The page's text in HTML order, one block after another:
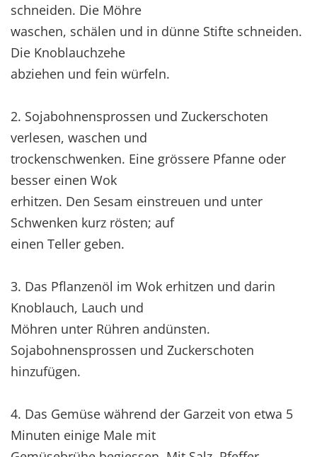
schneiden. Die Möhre
waschen, schälen und in dünne Stifte schneiden.
Die Knoblauchzehe
abziehen und fein würfeln.
2. Sojabohnensprossen und Zuckerschoten
verlesen, waschen und
trockenschwenken. Eine grössere Pfanne oder
besser einen Wok
erhitzen. Den Sesam einstreuen und unter
Schwenken kurz rösten; auf
einen Teller geben.
3. Das Pflanzenöl im Wok erhitzen und darin
Knoblauch, Lauch und
Möhren unter Rühren andünsten.
Sojabohnensprossen und Zuckerschoten
hinzufügen.
4. Das Gemüse während der Garzeit von etwa 5
Minuten einige Male mit